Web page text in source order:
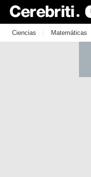
Ciencias | Matemáticas